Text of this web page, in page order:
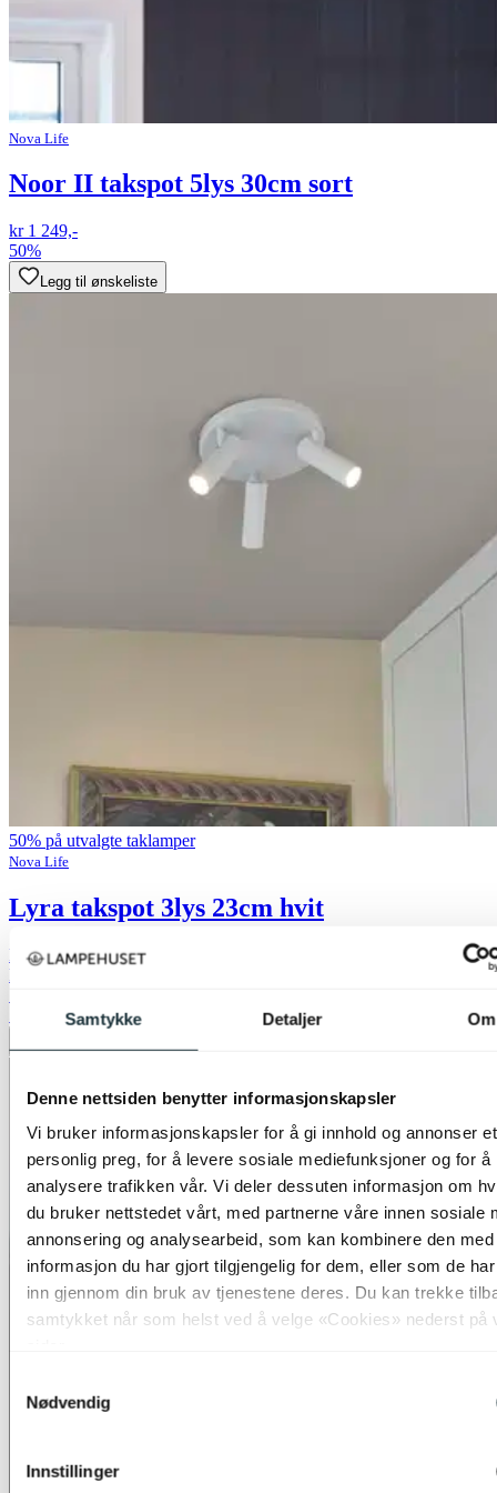
Samtykke Detaljer Om
Denne nettsiden benytter informasjonskapsler
Vi bruker informasjonskapsler for å gi innhold og annonser et
personlig preg, for å levere sosiale mediefunksjoner og for å
analysere trafikken vår. Vi deler dessuten informasjon om
du bruker nettstedet vårt, med partnerne våre innen sosiale
annonsering og analysearbeid, som kan kombinere den med
informasjon du har gjort tilgjengelig for dem, eller som de
inn gjennom din bruk av tjenestene deres. Du kan trekke
samtykket når som helst ved å velge «Cookies» nederst på
Nødvendig
Innstillinger
Nova Life
Noor II takspot 5lys 30cm sort
kr 1 249,-
50%
Legg til ønskeliste
50% på utvalgte taklamper
Nova Life
Lyra takspot 3lys 23cm hvit
kr 899,-
kr 1 799,-
Legg til ønskeliste